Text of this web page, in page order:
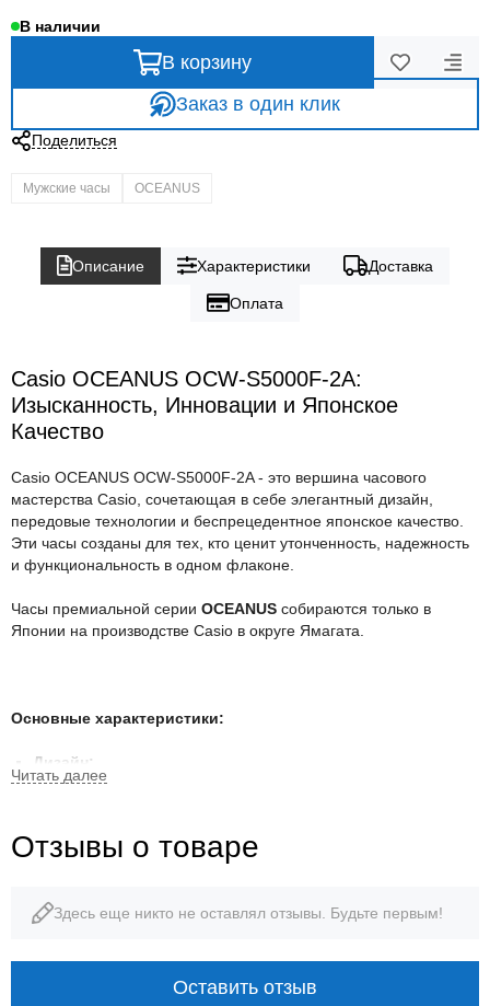
В наличии
В корзину
Заказ в один клик
Поделиться
Мужские часы OCEANUS
Описание Характеристики Доставка
Оплата
Casio OCEANUS OCW-S5000F-2A:
Изысканность, Инновации и Японское
Качество
Casio OCEANUS OCW-S5000F-2A - это вершина часового
мастерства Casio, сочетающая в себе элегантный дизайн,
передовые технологии и беспрецедентное японское качество.
Эти часы созданы для тех, кто ценит утонченность, надежность
и функциональность в одном флаконе.
Часы премиальной серии OCEANUS собираются только в
Японии на производстве Casio в округе Ямагата.
Основные характеристики:
Дизайн:
Корпус и браслет:
- Diamond-Like Carbon) для повышения износостойкости и
Циферблат:
Уникальный и элегантный дизайн с глубоким
синим цветом, вдохновленным океаном. Отделка
Сапфировое стекло с антибликовым покрытием,
Отзывы о товаре
Здесь еще никто не оставлял отзывы. Будьте первым!
Оставить отзыв